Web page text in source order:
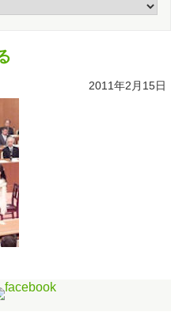
2011年2月15日